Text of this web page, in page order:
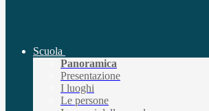
Scuola
Panoramica
Presentazione
I luoghi
Le persone